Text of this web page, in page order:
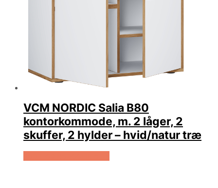
VCM NORDIC Salia B80
kontorkommode, m. 2 låger, 2
skuffer, 2 hylder – hvid/natur træ